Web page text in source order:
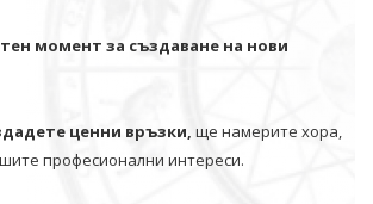
момент за създаване на нови
ценни връзки, ще намерите хора,
професионални интереси.